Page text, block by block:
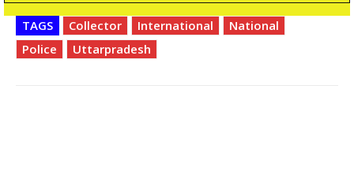
TAGS Collector International
National
Police
Uttarpradesh